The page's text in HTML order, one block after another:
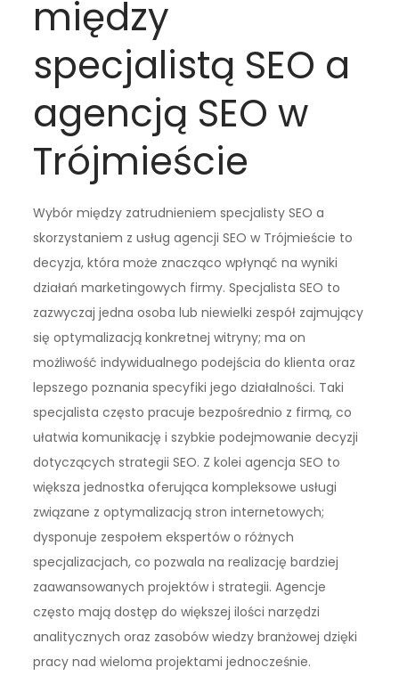
między
specjalistą SEO a
agencją SEO w
Trójmieście
Wybór między zatrudnieniem specjalisty SEO a
skorzystaniem z usług agencji SEO w Trójmieście to
decyzja, która może znacząco wpłynąć na wyniki
działań marketingowych firmy. Specjalista SEO to
zazwyczaj jedna osoba lub niewielki zespół zajmujący
się optymalizacją konkretnej witryny; ma on
możliwość indywidualnego podejścia do klienta oraz
lepszego poznania specyfiki jego działalności. Taki
specjalista często pracuje bezpośrednio z firmą, co
ułatwia komunikację i szybkie podejmowanie decyzji
dotyczących strategii SEO. Z kolei agencja SEO to
większa jednostka oferująca kompleksowe usługi
związane z optymalizacją stron internetowych;
dysponuje zespołem ekspertów o różnych
specjalizacjach, co pozwala na realizację bardziej
zaawansowanych projektów i strategii. Agencje
często mają dostęp do większej ilości narzędzi
analitycznych oraz zasobów wiedzy branżowej dzięki
pracy nad wieloma projektami jednocześnie.